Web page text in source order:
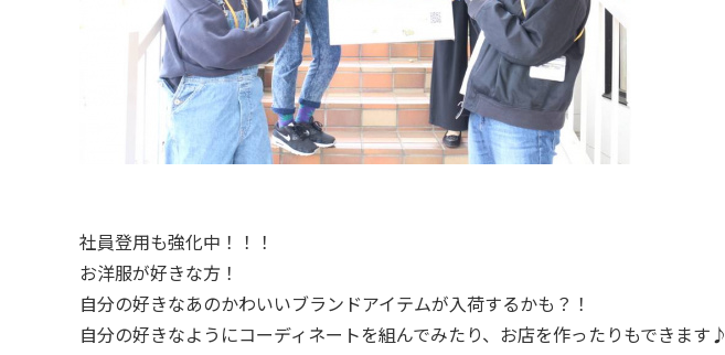
社員登用も強化中！！！
お洋服が好きな方！
自分の好きなあのかわいいブランドアイテムが入荷するかも？！
自分の好きなようにコーディネートを組んでみたり、お店を作ったりもできます♪